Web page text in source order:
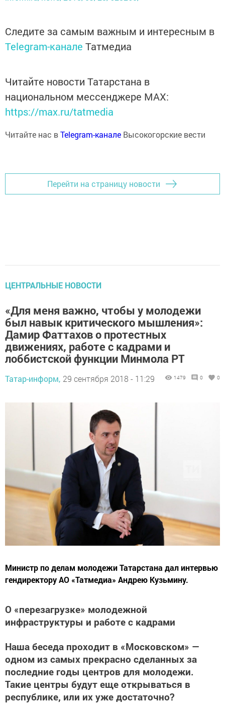
Следите за самым важным и интересным в
Telegram-канале Татмедиа
Читайте новости Татарстана в
национальном мессенджере MАХ:
https://max.ru/tatmedia
Читайте нас вTelegram-канале Высокогорские вести
Перейти на страницу новости
ЦЕНТРАЛЬНЫЕ НОВОСТИ
«Для меня важно, чтобы у молодежи
был навык критического мышления»:
Дамир Фаттахов о протестных
движениях, работе с кадрами и
лоббистской функции Минмола РТ
Татар-информ, 29 сентября 2018 - 11:29 1479 0 0
Министр по делам молодежи Татарстана дал интервью
гендиректору АО «Татмедиа» Андрею Кузьмину.
О «перезагрузке» молодежной
инфраструктуры и работе с кадрами
Наша беседа проходит в «Московском» —
одном из самых прекрасно сделанных за
последние годы центров для молодежи.
Такие центры будут еще открываться в
республике, или их уже достаточно?